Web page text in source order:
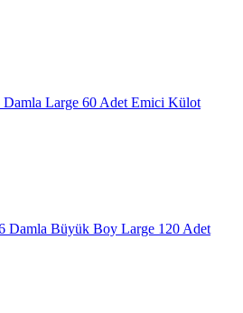
Damla Large 60 Adet Emici Külot
Damla Büyük Boy Large 120 Adet